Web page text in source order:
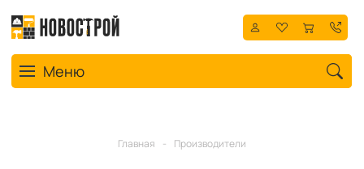
Toggle navigation
Меню
Главная - Производители